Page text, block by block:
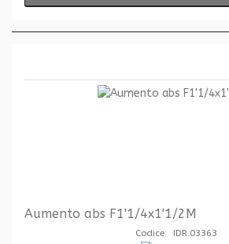
Aumento abs F1'1/4x1'1/2M
Codice: IDR.03363